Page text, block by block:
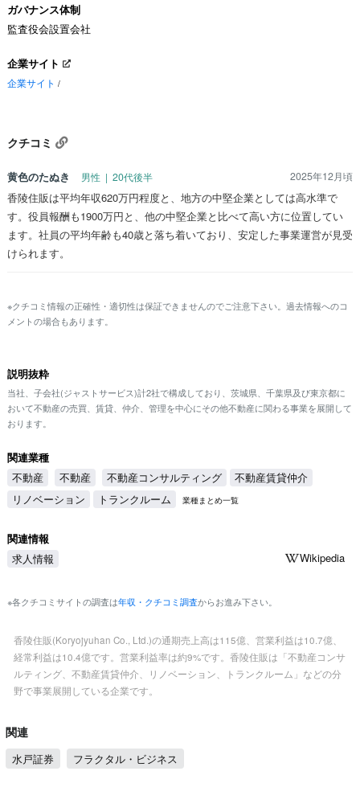
ガバナンス体制
監査役会設置会社
企業サイト
企業サイト /
クチコミ
黄色のたぬき 男性 | 20代後半 2025年12月頃
香陵住販は平均年収620万円程度と、地方の中堅企業としては高水準で
す。役員報酬も1900万円と、他の中堅企業と比べて高い方に位置してい
ます。社員の平均年齢も40歳と落ち着いており、安定した事業運営が見受
けられます。
※クチコミ情報の正確性・適切性は保証できませんのでご注意下さい。過去情報へのコ
メントの場合もあります。
説明抜粋
当社、子会社(ジャストサービス)計2社で構成しており、茨城県、千葉県及び東京都に
おいて不動産の売買、賃貸、仲介、管理を中心にその他不動産に関わる事業を展開して
おります。
関連業種
不動産
不動産 不動産コンサルティング
不動産賃貸仲介
リノベーション
トランクルーム 業種まとめ一覧
関連情報
求人情報
Wikipedia
※各クチコミサイトの調査は年収・クチコミ調査からお進み下さい。
香陵住販(Koryojyuhan Co., Ltd.)の通期売上高は115億、営業利益は10.7億、
経常利益は10.4億です。営業利益率は約9%です。香陵住販は「不動産コンサ
ルティング、不動産賃貸仲介、リノベーション、トランクルーム」などの分
野で事業展開している企業です。
関連
水戸証券 フラクタル・ビジネス